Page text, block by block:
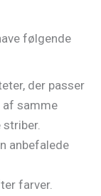
følgende
der passer
af samme
anbefalede
farver.